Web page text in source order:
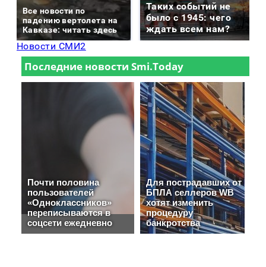
Все новости по
падению вертолета на
Кавказе: читать здесь
Таких событий не
было с 1945: чего
ждать всем нам?
Новости СМИ2